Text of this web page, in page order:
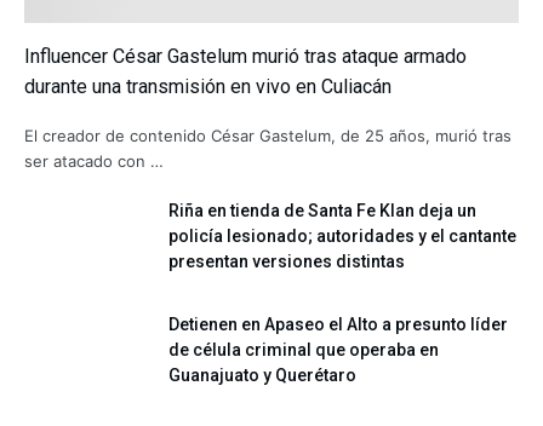
Influencer César Gastelum murió tras ataque armado
durante una transmisión en vivo en Culiacán
El creador de contenido César Gastelum, de 25 años, murió tras
ser atacado con …
Riña en tienda de Santa Fe Klan deja un
policía lesionado; autoridades y el cantante
presentan versiones distintas
Detienen en Apaseo el Alto a presunto líder
de célula criminal que operaba en
Guanajuato y Querétaro